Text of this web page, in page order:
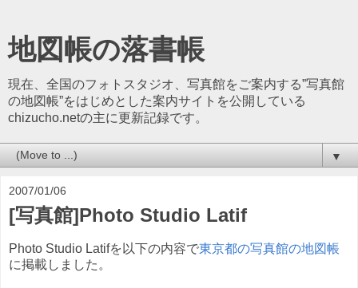
地図帳の落書帳
現在、全国のフォトスタジオ、写真館をご案内する”写真館
の地図帳”をはじめとした案内サイトを公開している
chizucho.netの主に更新記録です。
▼
2007/01/06
[写真館]Photo Studio Latif
Photo Studio Latifを以下の内容で東京都の写真館の地図帳
に掲載しました。